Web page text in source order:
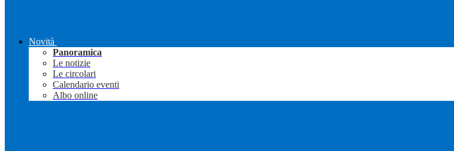
Novità
Panoramica
Le notizie
Le circolari
Calendario eventi
Albo online